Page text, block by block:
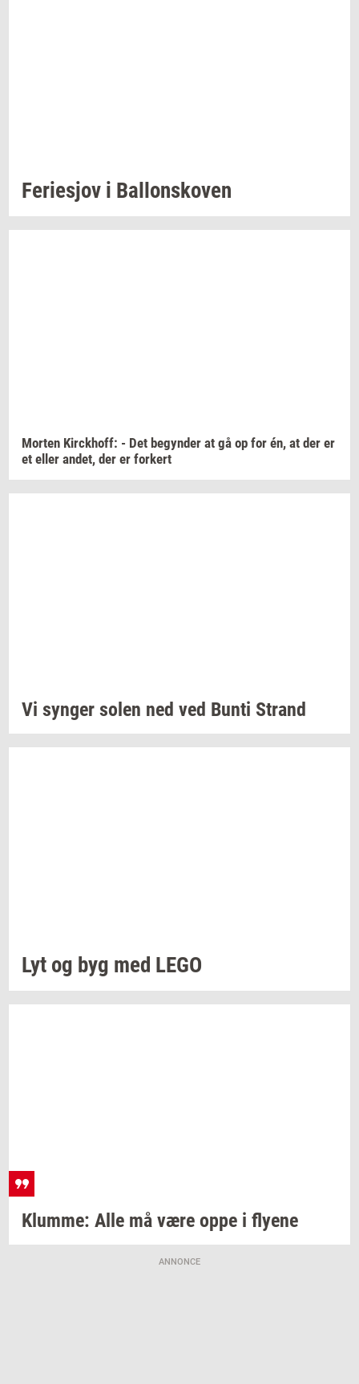
Fe­ri­esjov i Bal­lonsko­ven
Mor­ten Kirck­hoff: - Det be­gyn­der at gå op for én, at der er
et eller andet, der er for­kert
Vi syn­ger solen ned ved Bunti Strand
Lyt og byg med LEGO
Klum­me: Alle må være oppe i fly­e­ne
ANNONCE